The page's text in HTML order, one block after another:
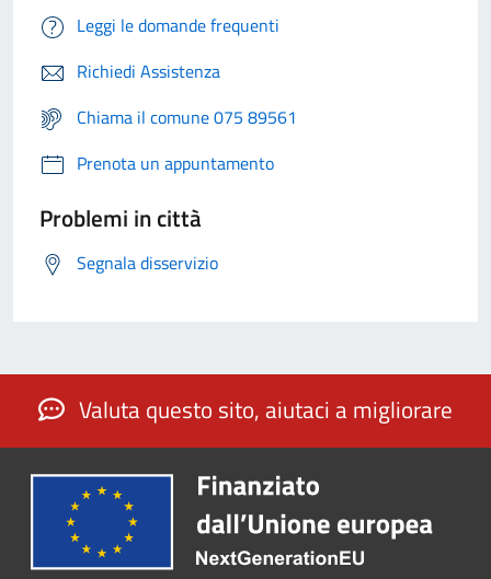
Leggi le domande frequenti
Richiedi Assistenza
Chiama il comune 075 89561
Prenota un appuntamento
Problemi in città
Segnala disservizio
Valuta questo sito, aiutaci a migliorare